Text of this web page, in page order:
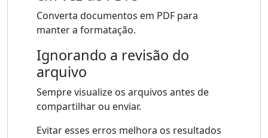
Converta documentos em PDF para
manter a formatação.
Ignorando a revisão do
arquivo
Sempre visualize os arquivos antes de
compartilhar ou enviar.
Evitar esses erros melhora os resultados